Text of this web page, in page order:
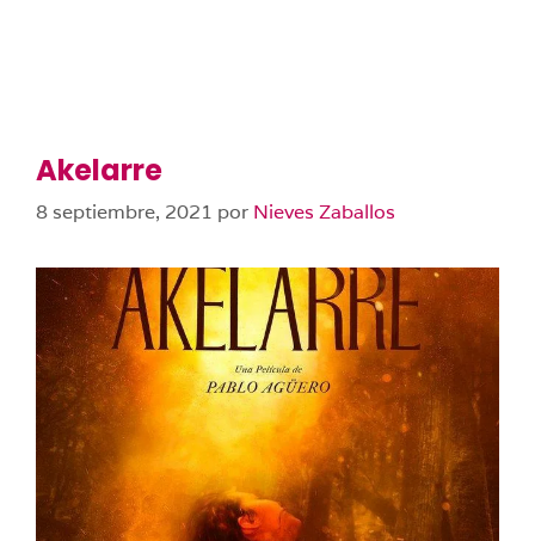
Akelarre
8 septiembre, 2021 por Nieves Zaballos